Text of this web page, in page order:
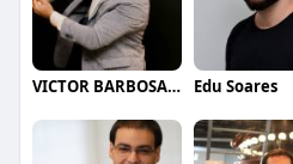
VICTOR BARBOSA QUARANTA Edu Soares